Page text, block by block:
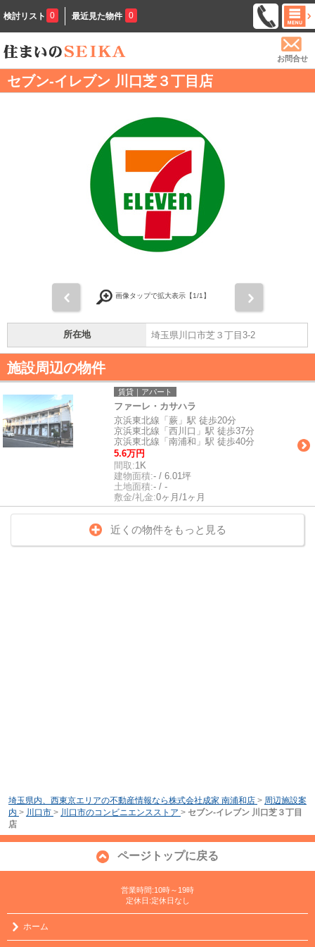
検討リスト 0 最近見た物件 0
お問合せ
セブン-イレブン 川口芝３丁目店
画像タップで拡大表示【1/1】
所在地 埼玉県川口市芝３丁目3-2
施設周辺の物件
賃貸｜アパート
ファーレ・カサハラ
京浜東北線「蕨」駅 徒歩20分
京浜東北線「西川口」駅 徒歩37分
京浜東北線「南浦和」駅 徒歩40分
5.6万円
間取:1K
建物面積:- / 6.01坪
土地面積:- / -
敷金/礼金:0ヶ月/1ヶ月
近くの物件をもっと見る
埼玉県内、西東京エリアの不動産情報なら株式会社成家 南浦和店 > 周辺施設案
内 > 川口市 > 川口市のコンビニエンスストア > セブン-イレブン 川口芝３丁目
店
ページトップに戻る
営業時間:10時～19時
定休日:定休日なし
ホーム